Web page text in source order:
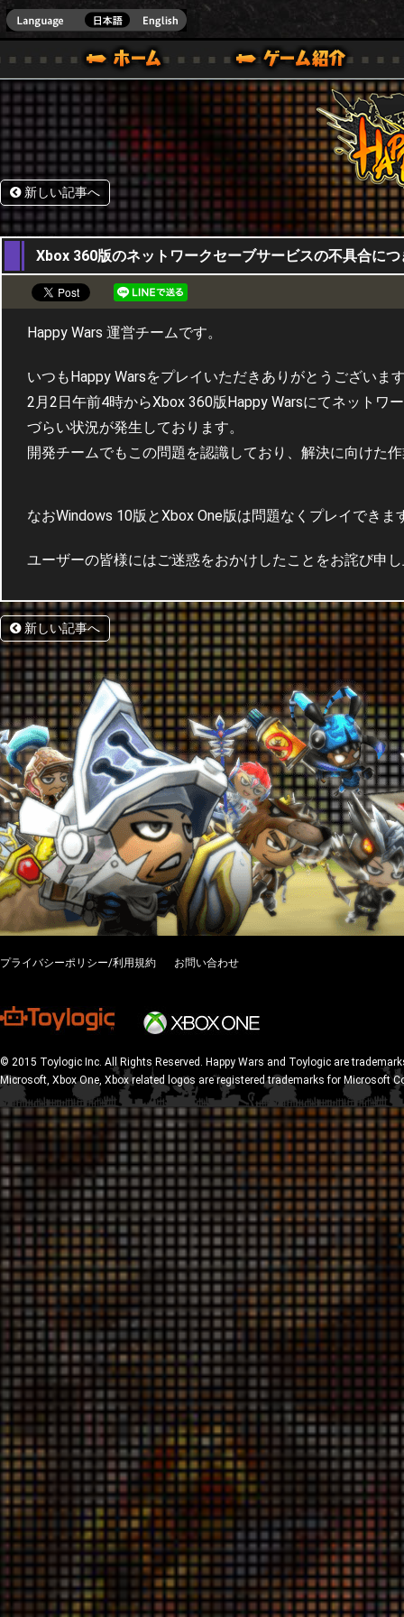
ONE VER.]
ガイド
ル｜HAPPY WARS(ハッピーウォーズ)公式サイト [ XBOX 360,XBOX ONE VER.]
サポート | HAPPY WARS(ハッピーウォーズ)公式サイ
新しい記事へ
02,02,2017
Xbox 360版のネットワークセーブサービスの不具合に
Happy Wars 運営チームです。
いつもHappy Warsをプレイいただきありがとうございま
2月2日午前4時からXbox 360版Happy Warsにてネットワ
づらい状況が発生しております。
開発チームでもこの問題を認識しており、解決に向けた
なおWindows 10版とXbox One版は問題なくプレイできま
ユーザーの皆様にはご迷惑をおかけしたことをお詫び申
新しい記事へ
プライバシーポリシー/利用規約 お問い合わせ
© 2015 Toylogic Inc. All Rights Reserved. Happy Wars and Toylogic are
Microsoft, Xbox One, Xbox related logos are registered trademarks for Microsoft